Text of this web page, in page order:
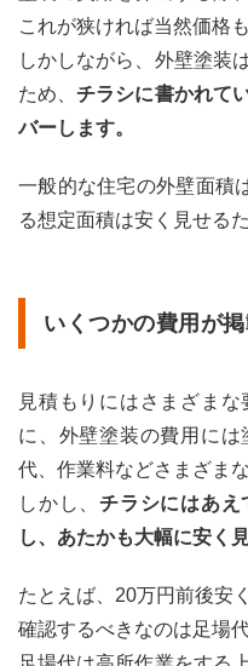
これが狭ければ当然価格
しかしながら、外壁塗装
ため、チラシに書かれて
バーします。
一般的な住宅の外壁面積
る想定面積は安く見せる
いくつかの費用が
見積もりにはさまざま
に、外壁塗装の費用に
代、作業料などさまざま
しかし、 チラシにはあえ
し、あたかも大幅に安く
たとえば、20万円前後安
確認するべきなのは足場